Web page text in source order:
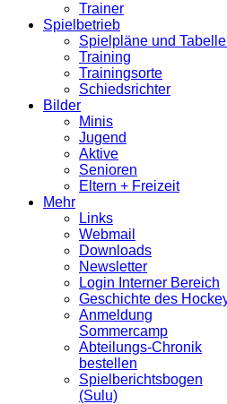
Trainer
Spielbetrieb
Spielpläne und
Training
Trainingsorte
Schiedsrichter
Bilder
Minis
Jugend
Aktive
Senioren
Eltern + Freizeit
Mehr
Links
Webmail
Downloads
Newsletter
Login Interner Bereich
Geschichte des
Anmeldung
Sommercamp
Abteilungs-Chronik
bestellen
Spielberichtsbogen
(Sulu)